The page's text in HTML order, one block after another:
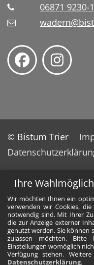
Ihre
Wir möchten Ihnen ein
verwenden wir Cookies,
notwendig sind. Mit Ihrer
die zur Anzeige externer
genutzt werden. Sie können
zulassen möchten.
Einstellungen womöglich
Verfügung stehen.
Datenschutzerklärung.
06871 9230-
© Bistum Trier